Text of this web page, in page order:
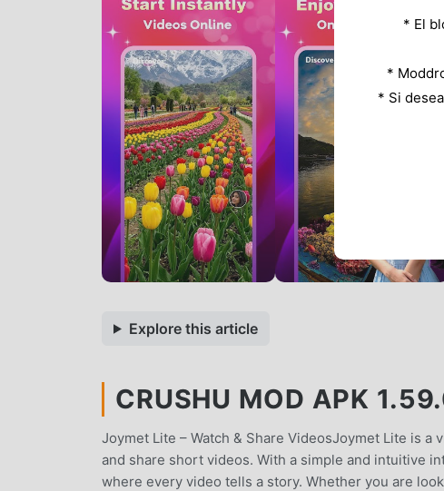
Explore this article
CRUSHU MOD APK
Joymet Lite – Watch & Share VideosJoymet Lite is
and share short videos. With a simple and intuitive
where every video tells a story. Whether you are
* El
*
* Si